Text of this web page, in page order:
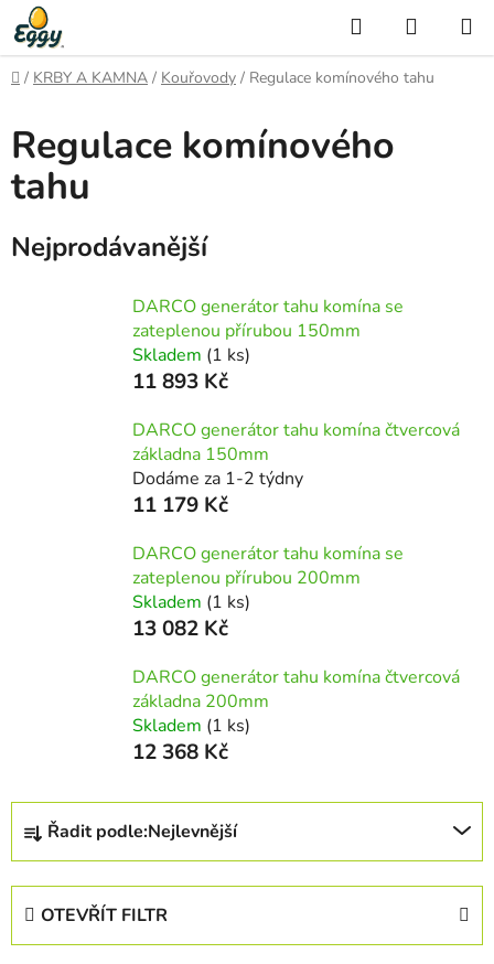
Přejít
na
obsah
Hledat
KOŠÍK
Domů
/ KRBY A KAMNA / Kouřovody / Regulace komínového tahu
Regulace komínového
tahu
Nejprodávanější
DARCO generátor tahu komína se
zateplenou přírubou 150mm
Skladem (1 ks)
11 893 Kč
DARCO generátor tahu komína čtvercová
základna 150mm
Dodáme za 1-2 týdny
11 179 Kč
DARCO generátor tahu komína se
zateplenou přírubou 200mm
Skladem (1 ks)
13 082 Kč
DARCO generátor tahu komína čtvercová
základna 200mm
Skladem (1 ks)
12 368 Kč
Ř
z
Řadit podle:Nejlevnější
OTEVŘÍT FILTR